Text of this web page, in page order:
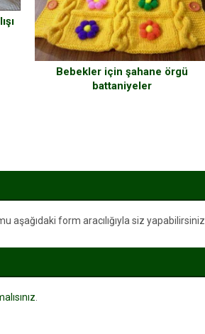
Bebekler için şahane örgü
battaniyeler
aşağıdaki form aracılığıyla siz yapabilirsiniz.